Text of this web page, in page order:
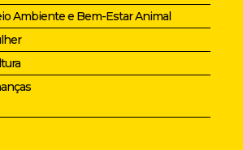
Ambiente e Bem-Estar Animal